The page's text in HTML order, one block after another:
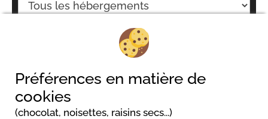
Rechercher
Préférences en matière de
cookies
(chocolat, noisettes, raisins secs...)